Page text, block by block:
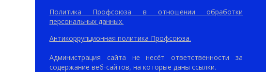
Политика Профсоюза в отношении обработки
персональных данных.
Антикоррупционная политика Профсоюза.
Администрация сайта не несёт ответственности за
содержание веб-сайтов, на которые даны ссылки.